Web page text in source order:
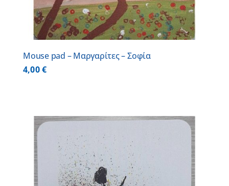
Mouse pad – Μαργαρίτες – Σοφία
4,00€